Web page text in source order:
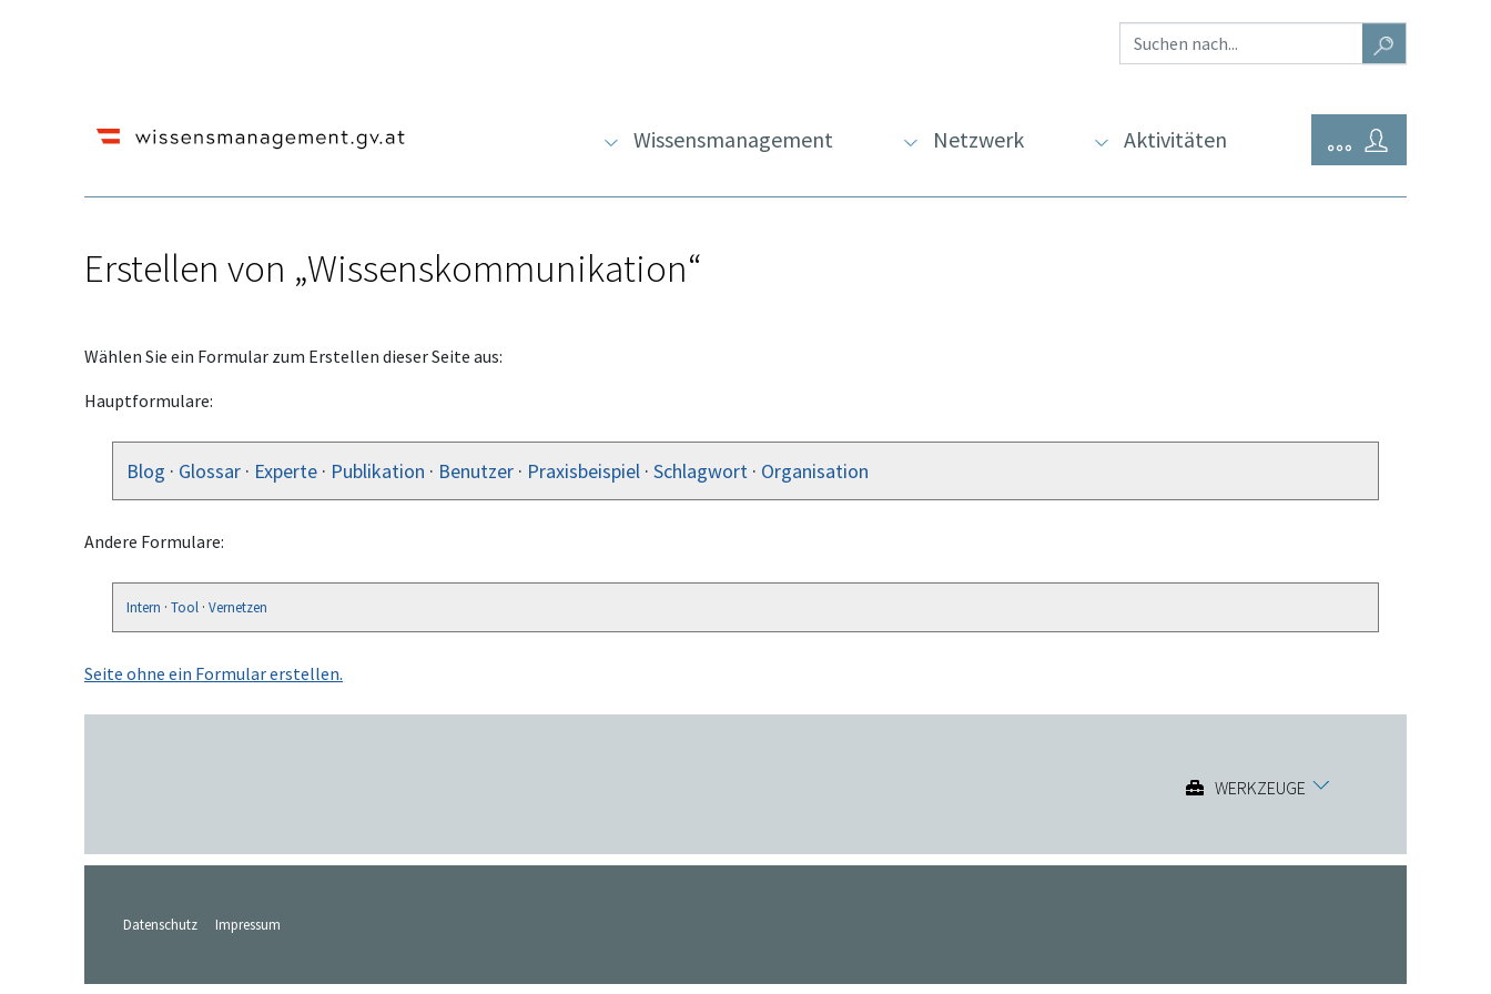
Wissensmanagement Netzwerk Aktivitäten
Erstellen von „Wissenskommunikation“
Wechseln zu:Navigation, Suche
Wählen Sie ein Formular zum Erstellen dieser Seite aus:
Hauptformulare:
Blog · Glossar · Experte · Publikation · Benutzer · Praxisbeispiel · Schlagwort · Organisation
Andere Formulare:
Intern · Tool · Vernetzen
Seite ohne ein Formular erstellen.
WERKZEUGE
Datenschutz Impressum